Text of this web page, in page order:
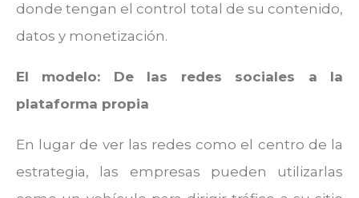
donde tengan el control total de su contenido,
datos y monetización.
El modelo: De las redes sociales a la
plataforma propia
En lugar de ver las redes como el centro de la
estrategia, las empresas pueden utilizarlas